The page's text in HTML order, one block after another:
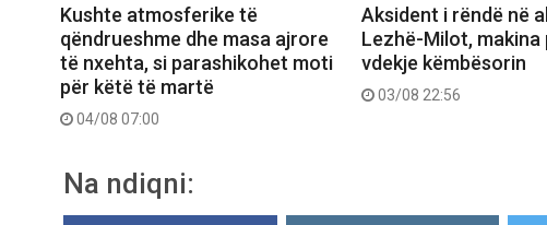
Kushte atmosferike të
qëndrueshme dhe masa ajrore
të nxehta, si parashikohet moti
për këtë të martë
04/08 07:00
Aksident i rëndë në
Lezhë-Milot, makina
vdekje këmbësorin
03/08 22:56
Na ndiqni: